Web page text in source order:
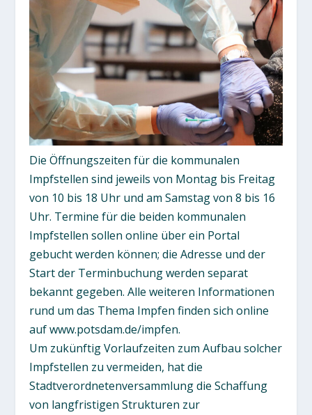
Die Öffnungszeiten für die kommunalen
Impfstellen sind jeweils von Montag bis Freitag
von 10 bis 18 Uhr und am Samstag von 8 bis 16
Uhr. Termine für die beiden kommunalen
Impfstellen sollen online über ein Portal
gebucht werden können; die Adresse und der
Start der Terminbuchung werden separat
bekannt gegeben. Alle weiteren Informationen
rund um das Thema Impfen finden sich online
auf www.potsdam.de/impfen.
Um zukünftig Vorlaufzeiten zum Aufbau solcher
Impfstellen zu vermeiden, hat die
Stadtverordnetenversammlung die Schaffung
von langfristigen Strukturen zur